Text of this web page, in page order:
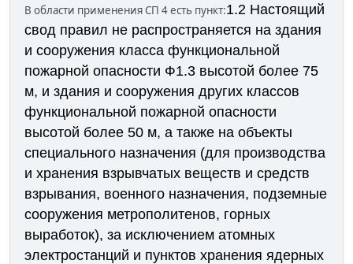
В области применения СП 4 есть пункт:1.2 Настоящий
свод правил не распространяется на здания
и сооружения класса функциональной
пожарной опасности Ф1.3 высотой более 75
м, и здания и сооружения других классов
функциональной пожарной опасности
высотой более 50 м, а также на объекты
специального назначения (для производства
и хранения взрывчатых веществ и средств
взрывания, военного назначения, подземные
сооружения метрополитенов, горных
выработок), за исключением атомных
электростанций и пунктов хранения ядерных